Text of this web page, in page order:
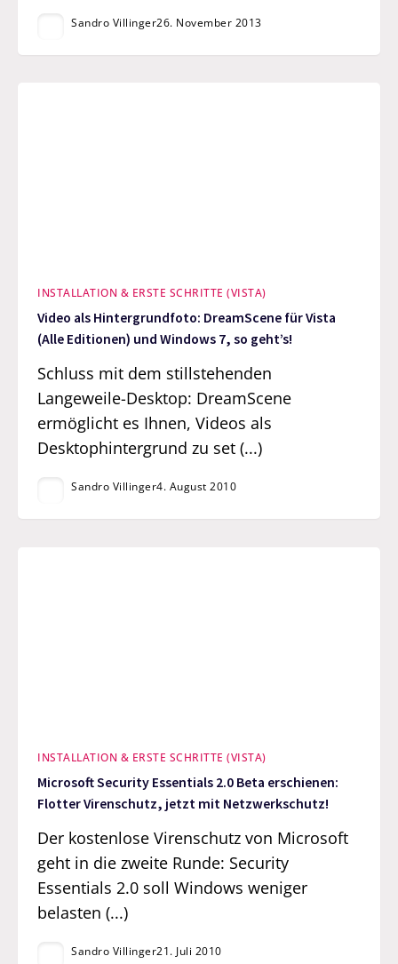
Sandro Villinger26. November 2013
INSTALLATION & ERSTE SCHRITTE (VISTA)
Video als Hintergrundfoto: DreamScene für Vista
(Alle Editionen) und Windows 7, so geht’s!
Schluss mit dem stillstehenden
Langeweile-Desktop: DreamScene
ermöglicht es Ihnen, Videos als
Desktophintergrund zu set (...)
Sandro Villinger4. August 2010
INSTALLATION & ERSTE SCHRITTE (VISTA)
Microsoft Security Essentials 2.0 Beta erschienen:
Flotter Virenschutz, jetzt mit Netzwerkschutz!
Der kostenlose Virenschutz von Microsoft
geht in die zweite Runde: Security
Essentials 2.0 soll Windows weniger
belasten (...)
Sandro Villinger21. Juli 2010